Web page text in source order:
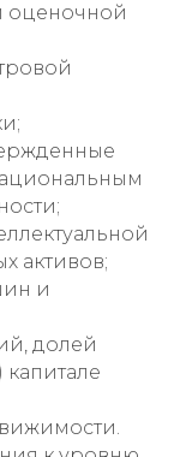
оценочной
активов;
и
долей
капитале